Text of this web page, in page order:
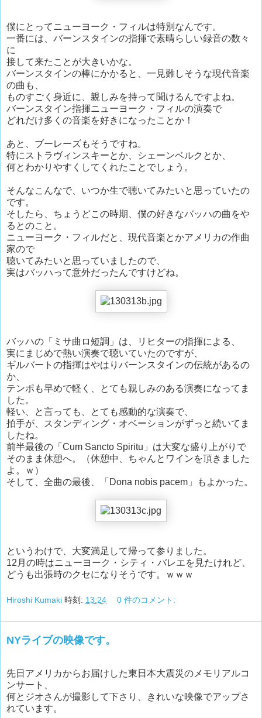
僕にとってニューヨーク・フィルは特別なんです。
一番には、バーンスタインの指揮で素晴らしい録音の数々
に
接して来たことが大きいかな。
バーンスタインの棒にかかると、一見難しそうな現代音楽
の曲も、
ものすごく身近に、親しみを持って聞けるんですよね。
バーンスタイン指揮ニューヨーク・フィルの演奏で
どれだけ多くの音楽を好きになったことか！
あと、ブーレーズもそうですね。
特にストラヴィンスキーとか、シェーンベルクとか、
何とわかりやすくしてくれたことでしょう。
そんなこんなで、いつか生で聴いてみたいと思っていたの
です。
そしたら、ちょうどこの時期、僕の好きなバッハの曲をや
るとのこと。
ニューヨーク・フィルだと、現代音楽とかアメリカの作曲
家ので
聴いてみたいと思っていましたので、
実はバッハって意外だったんですけどね。
バッハの「ミサ曲ロ短調」は、リヒターの指揮による、
実にまじめで熱い演奏で聴いていたのですが、
ギルバートの指揮はやはりバーンスタインの伝統があるの
か、
テンポも早めで軽く、とても親しみのある演奏になってま
した。
軽い、と言っても、とても感動的な演奏で、
拍手が、スタンディング・オベーションがずっと続いてま
したね。
前半最後の「Cum Sancto Spiritu」は大変な盛り上がりで
そのまま休憩へ。（休憩中、ちゃんとワインを頂きました
よ。ｗ）
そして、全曲の最後、「Dona nobis pacem」もよかった。
というわけで、大変満足して帰って参りました。
12月の時はニューヨーク・シティ・バレエを見たけれど、
どうも出張時のクセになりそうです。ｗｗｗ
Hiroshi Kumaki 時刻: 13:24 0 件のコメント:
NYライブの映像です。
先日アメリカからお届けした東日本大震災のメモリアルコ
ンサート、
何とジオさんが撮影して下さり、きれいな映像でアップさ
れています。